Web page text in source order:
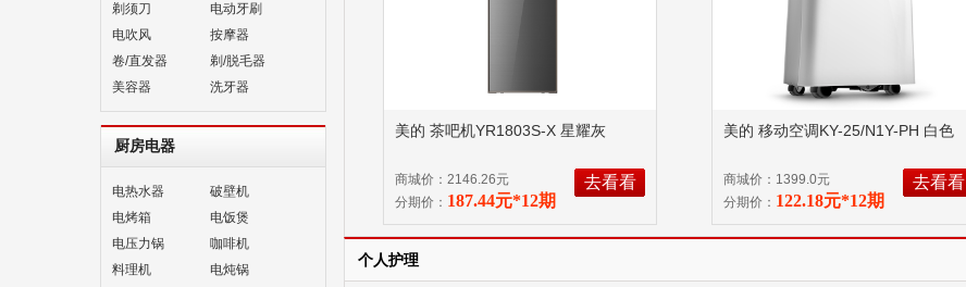
剃须刀
电动牙刷
电吹风
按摩器
卷/直发器
剃/脱毛器
美容器
洗牙器
厨房电器
电热水器
破壁机
电烤箱
电饭煲
电压力锅
咖啡机
料理机
电炖锅
美的 茶吧机YR1803S-X 星耀灰
商城价：2146.26元
分期价： 187.44元*12期
去看看
美的 移动空调KY-25/N1Y-PH 白色
商城价：1399.0元
分期价： 122.18元*12期
去看看
个人护理